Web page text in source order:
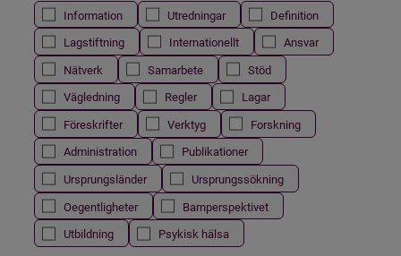
Information Utredningar
Definition
Lagstiftning
Internationellt
Ansvar
Nätverk
Samarbete
Stöd
Vägledning
Regler
Lagar
Föreskrifter
Verktyg
Forskning
Administration
Publikationer
Ursprungsländer
Ursprungssökning
Oegentligheter
Barnperspektivet
Utbildning
Psykisk hälsa